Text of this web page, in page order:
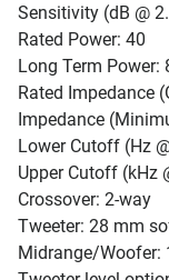
Sensitivity (dB @
Rated Power: 40
Long Term Power:
Rated Impedance
Impedance
Lower Cutoff (Hz
Upper Cutoff (kHz
Crossover: 2-way
Tweeter: 28 mm
Midrange/Woofer: